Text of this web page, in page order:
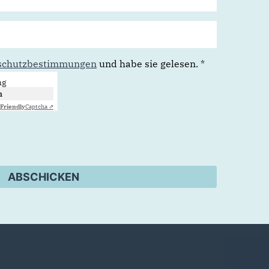
und habe sie gelesen. *
FriendlyCaptcha ⇗
ABSCHICKEN